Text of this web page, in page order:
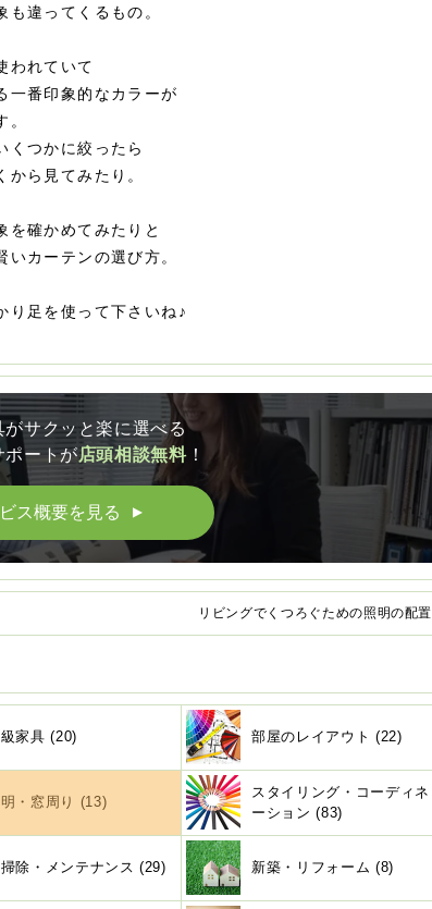
違ってくるもの。
われていて
一番印象的なカラーが
くつかに絞ったら
ら見てみたり。
を確かめてみたりと
カーテンの選び方。
り足を使って下さいね♪
がサクッと楽に選べる
ポートが店頭相談無料！
ス概要を見る ▲
リビングでくつろぐための照明の配置
家具 (20) 部屋のレイアウト (22)
・窓周り (13)
スタイリング・コーディネ
ーション (83)
除・メンテナンス (29) 新築・リフォーム (8)